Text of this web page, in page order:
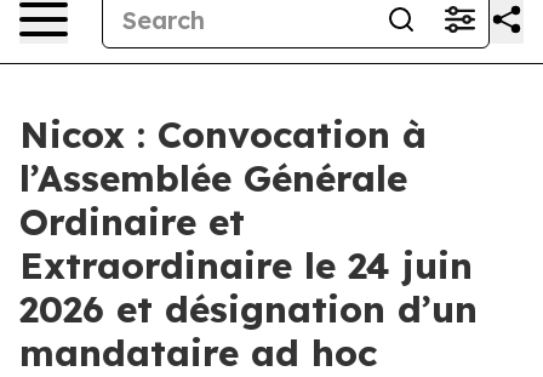
Nicox : Convocation à
l’Assemblée Générale
Ordinaire et
Extraordinaire le 24 juin
2026 et désignation d’un
mandataire ad hoc